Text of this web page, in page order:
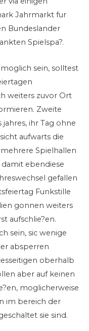
Jahrmarkt fur
Bundeslander
Spielspa?.
sein, solltest
weiters zuvor Ort
Zweite
ihr Tag ohne
aufwarts die
Spielhallen
ebendiese
gefallen
Funkstille
gonnen weiters
aufschlie?en.
sein, sic wenige
absperren
oberhalb
aber auf keinen
moglicherweise
im bereich der
sie sind.